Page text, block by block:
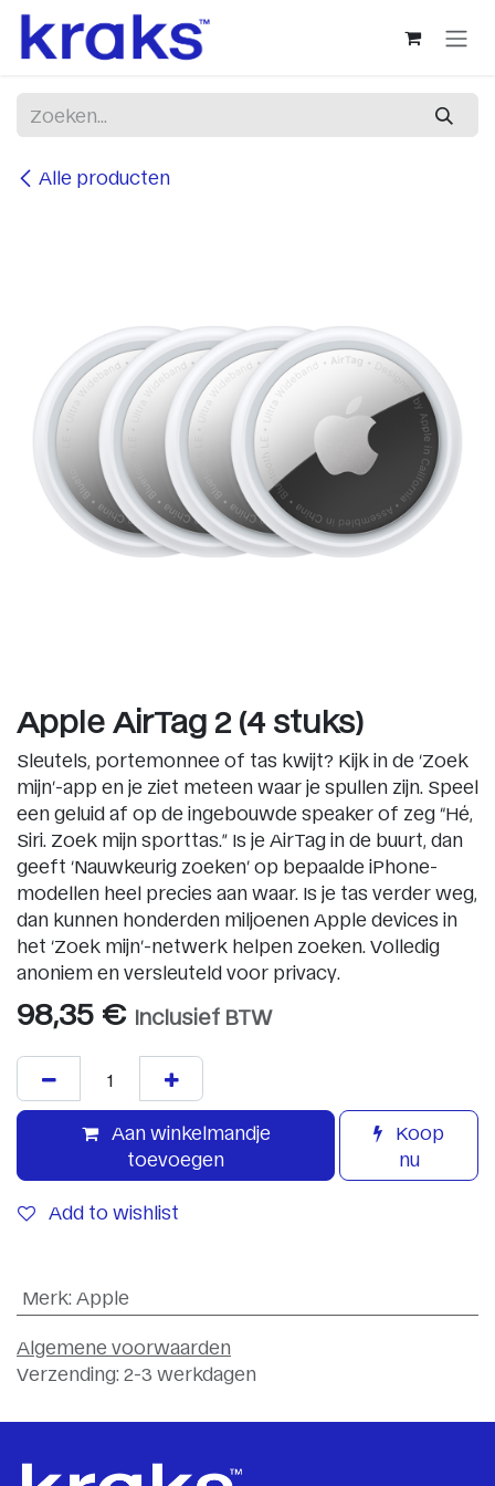
Overslaan naar inhoud
Alle producten
Apple AirTag 2 (4 stuks)
Sleutels, portemonnee of tas kwijt? Kijk in de ‘Zoek
mijn’-app en je ziet meteen waar je spullen zijn. Speel
een geluid af op de ingebouwde speaker of zeg “Hé,
Siri. Zoek mijn sporttas.” Is je AirTag in de buurt, dan
geeft ‘Nauwkeurig zoeken’ op bepaalde iPhone-
modellen heel precies aan waar. Is je tas verder weg,
dan kunnen honderden miljoenen Apple devices in
het ‘Zoek mijn’-netwerk helpen zoeken. Volledig
anoniem en versleuteld voor privacy.
98,35 € Inclusief BTW
Aan winkelmandje
toevoegen
Koop
nu
Add to wishlist
Merk: Apple
Algemene voorwaarden
Verzending: 2-3 werkdagen